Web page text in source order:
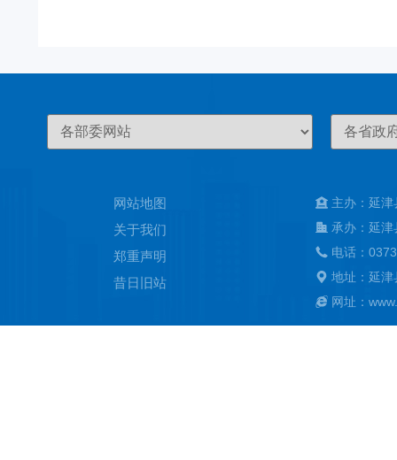
网站地图
关于我们
郑重声明
昔日旧站
主办：延
承办：延
电话：
地址：延
网址：